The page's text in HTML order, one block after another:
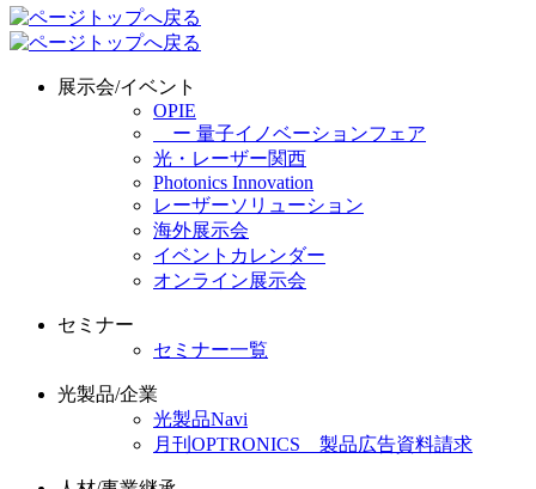
展示会/イベント
OPIE
ー 量子イノベーションフェア
光・レーザー関西
Photonics Innovation
レーザーソリューション
海外展示会
イベントカレンダー
オンライン展示会
セミナー
セミナー一覧
光製品/企業
光製品Navi
月刊OPTRONICS 製品広告資料請求